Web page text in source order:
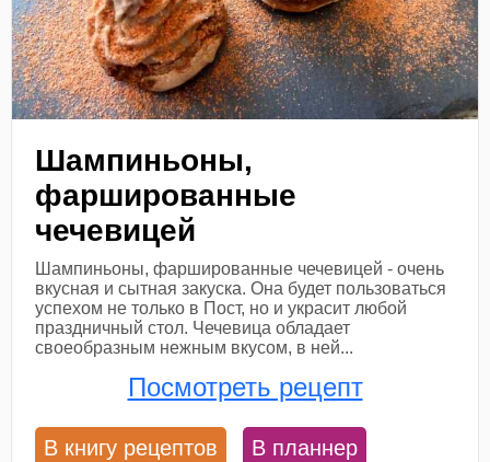
Шампиньоны,
фаршированные
чечевицей
Шампиньоны, фаршированные чечевицей - очень
вкусная и сытная закуска. Она будет пользоваться
успехом не только в Пост, но и украсит любой
праздничный стол. Чечевица обладает
своеобразным нежным вкусом, в ней...
Посмотреть рецепт
В книгу рецептов В планнер